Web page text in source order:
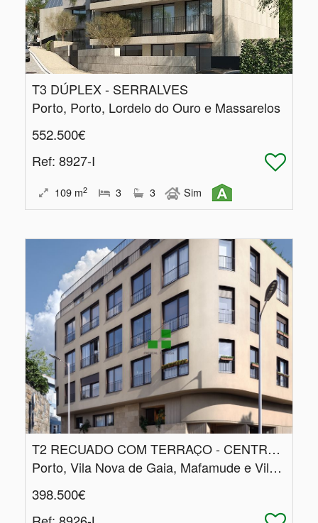
T3 DÚPLEX - SERRALVES
Porto, Porto, Lordelo do Ouro e Massarelos
552.500€
Ref: 8927-I
109 m2 3 3 Sim
T2 RECUADO COM TERRAÇO - CENTRO DE GAIA
Porto, Vila Nova de Gaia, Mafamude e Vilar do Paraíso
398.500€